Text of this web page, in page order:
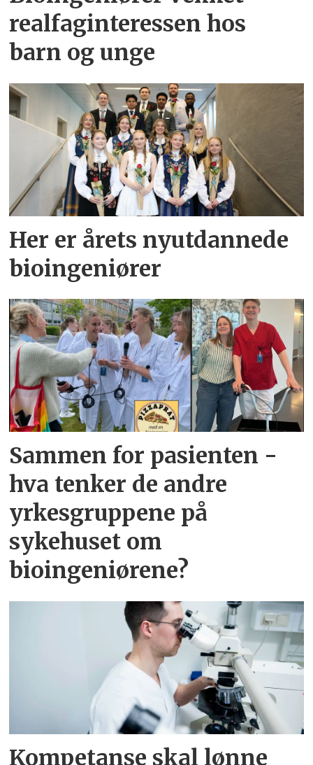
realfaginteressen hos
barn og unge
Her er årets nyutdannede
bioingeniører
Sammen for pasienten -
hva tenker de andre
yrkesgruppene på
sykehuset om
bioingeniørene?
Kompetanse skal lønne